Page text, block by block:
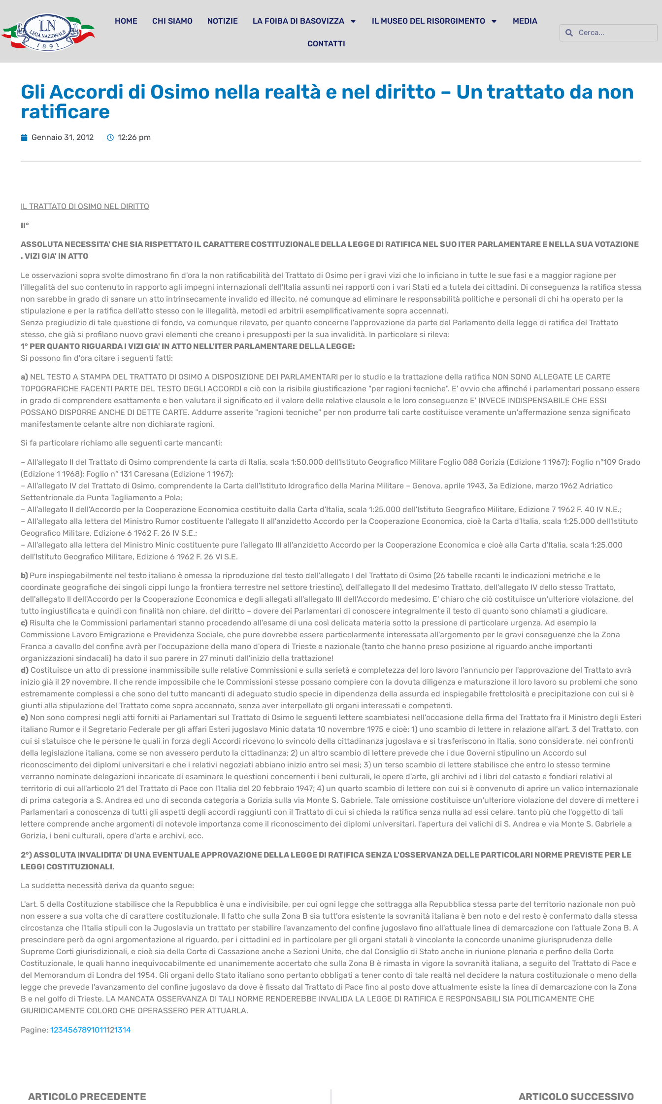
HOME CHI SIAMO NOTIZIE LA FOIBA DI BASOVIZZA IL MUSEO DEL RISORGIMENTO MEDIA
CONTATTI
Gli Accordi di Osimo nella realtà e nel diritto – Un trattato da non
ratificare
Gennaio 31, 2012 12:26 pm
IL TRATTATO DI OSIMO NEL DIRITTO
II°
ASSOLUTA NECESSITA' CHE SIA RISPETTATO IL CARATTERE COSTITUZIONALE DELLA LEGGE DI RATIFICA NEL SUO ITER PARLAMENTARE E NELLA SUA VOTAZIONE
. VIZI GIA' IN ATTO
Le osservazioni sopra svolte dimostrano fin d'ora la non ratificabilità del Trattato di Osimo per i gravi vizi che lo inficiano in tutte le sue fasi e a maggior ragione per
l'illegalità del suo contenuto in rapporto agli impegni internazionali dell'Italia assunti nei rapporti con i vari Stati ed a tutela dei cittadini. Di conseguenza la ratifica stessa
non sarebbe in grado di sanare un atto intrinsecamente invalido ed illecito, né comunque ad eliminare le responsabilità politiche e personali di chi ha operato per la
stipulazione e per la ratifica dell'atto stesso con le illegalità, metodi ed arbitrii esemplificativamente sopra accennati.
Senza pregiudizio di tale questione di fondo, va comunque rilevato, per quanto concerne l'approvazione da parte del Parlamento della legge di ratifica del Trattato
stesso, che già si profilano nuovo gravi elementi che creano i presupposti per la sua invalidità. In particolare si rileva:
1° PER QUANTO RIGUARDA I VIZI GIA' IN ATTO NELL'ITER PARLAMENTARE DELLA LEGGE:
Si possono fin d'ora citare i seguenti fatti:
a) NEL TESTO A STAMPA DEL TRATTATO DI OSIMO A DISPOSIZIONE DEI PARLAMENTARI per lo studio e la trattazione della ratifica NON SONO ALLEGATE LE CARTE
TOPOGRAFICHE FACENTI PARTE DEL TESTO DEGLI ACCORDI e ciò con la risibile giustificazione "per ragioni tecniche". E' ovvio che affinché i parlamentari possano essere
in grado di comprendere esattamente e ben valutare il significato ed il valore delle relative clausole e le loro conseguenze E' INVECE INDISPENSABILE CHE ESSI
POSSANO DISPORRE ANCHE DI DETTE CARTE. Addurre asserite "ragioni tecniche" per non produrre tali carte costituisce veramente un'affermazione senza significato
manifestamente celante altre non dichiarate ragioni.
Si fa particolare richiamo alle seguenti carte mancanti:
– All'allegato II del Trattato di Osimo comprendente la carta di Italia, scala 1:50.000 dell'Istituto Geografico Militare Foglio 088 Gorizia (Edizione 1 1967); Foglio n°109 Grado
(Edizione 1 1968); Foglio n° 131 Caresana (Edizione 1 1967);
– All'allegato IV del Trattato di Osimo, comprendente la Carta dell'Istituto Idrografico della Marina Militare – Genova, aprile 1943, 3a Edizione, marzo 1962 Adriatico
Settentrionale da Punta Tagliamento a Pola;
– All'allegato II dell'Accordo per la Cooperazione Economica costituito dalla Carta d'Italia, scala 1:25.000 dell'Istituto Geografico Militare, Edizione 7 1962 F. 40 IV N.E.;
– All'allegato alla lettera del Ministro Rumor costituente l'allegato II all'anzidetto Accordo per la Cooperazione Economica, cioè la Carta d'Italia, scala 1:25.000 dell'Istituto
Geografico Militare, Edizione 6 1962 F. 26 IV S.E.;
– All'allegato alla lettera del Ministro Minic costituente pure l'allegato III all'anzidetto Accordo per la Cooperazione Economica e cioè alla Carta d'Italia, scala 1:25.000
dell'Istituto Geografico Militare, Edizione 6 1962 F. 26 VI S.E.
b) Pure inspiegabilmente nel testo italiano è omessa la riproduzione del testo dell'allegato I del Trattato di Osimo (26 tabelle recanti le indicazioni metriche e le
coordinate geografiche dei singoli cippi lungo la frontiera terrestre nel settore triestino), dell'allegato II del medesimo Trattato, dell'allegato IV dello stesso Trattato,
dell'allegato II dell'Accordo per la Cooperazione Economica e degli allegati all'allegato III dell'Accordo medesimo. E' chiaro che ciò costituisce un'ulteriore violazione, del
tutto ingiustificata e quindi con finalità non chiare, del diritto – dovere dei Parlamentari di conoscere integralmente il testo di quanto sono chiamati a giudicare.
c) Risulta che le Commissioni parlamentari stanno procedendo all'esame di una così delicata materia sotto la pressione di particolare urgenza. Ad esempio la
Commissione Lavoro Emigrazione e Previdenza Sociale, che pure dovrebbe essere particolarmente interessata all'argomento per le gravi conseguenze che la Zona
Franca a cavallo del confine avrà per l'occupazione della mano d'opera di Trieste e nazionale (tanto che hanno preso posizione al riguardo anche importanti
organizzazioni sindacali) ha dato il suo parere in 27 minuti dall'inizio della trattazione!
d) Costituisce un atto di pressione inammissibile sulle relative Commissioni e sulla serietà e completezza del loro lavoro l'annuncio per l'approvazione del Trattato avrà
inizio già il 29 novembre. Il che rende impossibile che le Commissioni stesse possano compiere con la dovuta diligenza e maturazione il loro lavoro su problemi che sono
estremamente complessi e che sono del tutto mancanti di adeguato studio specie in dipendenza della assurda ed inspiegabile frettolosità e precipitazione con cui si è
giunti alla stipulazione del Trattato come sopra accennato, senza aver interpellato gli organi interessati e competenti.
e) Non sono compresi negli atti forniti ai Parlamentari sul Trattato di Osimo le seguenti lettere scambiatesi nell'occasione della firma del Trattato fra il Ministro degli Esteri
italiano Rumor e il Segretario Federale per gli affari Esteri jugoslavo Minic datata 10 novembre 1975 e cioè: 1) uno scambio di lettere in relazione all'art. 3 del Trattato, con
cui si statuisce che le persone le quali in forza degli Accordi ricevono lo svincolo della cittadinanza jugoslava e si trasferiscono in Italia, sono considerate, nei confronti
della legislazione italiana, come se non avessero perduto la cittadinanza; 2) un altro scambio di lettere prevede che i due Governi stipulino un Accordo sul
riconoscimento dei diplomi universitari e che i relativi negoziati abbiano inizio entro sei mesi; 3) un terso scambio di lettere stabilisce che entro lo stesso termine
verranno nominate delegazioni incaricate di esaminare le questioni concernenti i beni culturali, le opere d'arte, gli archivi ed i libri del catasto e fondiari relativi al
territorio di cui all'articolo 21 del Trattato di Pace con l'Italia del 20 febbraio 1947; 4) un quarto scambio di lettere con cui si è convenuto di aprire un valico internazionale
di prima categoria a S. Andrea ed uno di seconda categoria a Gorizia sulla via Monte S. Gabriele. Tale omissione costituisce un'ulteriore violazione del dovere di mettere i
Parlamentari a conoscenza di tutti gli aspetti degli accordi raggiunti con il Trattato di cui si chieda la ratifica senza nulla ad essi celare, tanto più che l'oggetto di tali
lettere comprende anche argomenti di notevole importanza come il riconoscimento dei diplomi universitari, l'apertura dei valichi di S. Andrea e via Monte S. Gabriele a
Gorizia, i beni culturali, opere d'arte e archivi, ecc.
2°) ASSOLUTA INVALIDITA' DI UNA EVENTUALE APPROVAZIONE DELLA LEGGE DI RATIFICA SENZA L'OSSERVANZA DELLE PARTICOLARI NORME PREVISTE PER LE
LEGGI COSTITUZIONALI.
La suddetta necessità deriva da quanto segue:
L'art. 5 della Costituzione stabilisce che la Repubblica è una e indivisibile, per cui ogni legge che sottragga alla Repubblica stessa parte del territorio nazionale non può
non essere a sua volta che di carattere costituzionale. Il fatto che sulla Zona B sia tutt'ora esistente la sovranità italiana è ben noto e del resto è confermato dalla stessa
circostanza che l'Italia stipuli con la Jugoslavia un trattato per stabilire l'avanzamento del confine jugoslavo fino all'attuale linea di demarcazione con l'attuale Zona B. A
prescindere però da ogni argomentazione al riguardo, per i cittadini ed in particolare per gli organi statali è vincolante la concorde unanime giurisprudenza delle
Supreme Corti giurisdizionali, e cioè sia della Corte di Cassazione anche a Sezioni Unite, che dal Consiglio di Stato anche in riunione plenaria e perfino della Corte
Costituzionale, le quali hanno inequivocabilmente ed unanimemente accertato che sulla Zona B è rimasta in vigore la sovranità italiana, a seguito del Trattato di Pace e
del Memorandum di Londra del 1954. Gli organi dello Stato italiano sono pertanto obbligati a tener conto di tale realtà nel decidere la natura costituzionale o meno della
legge che prevede l'avanzamento del confine jugoslavo da dove è fissato dal Trattato di Pace fino al posto dove attualmente esiste la linea di demarcazione con la Zona
B e nel golfo di Trieste. LA MANCATA OSSERVANZA DI TALI NORME RENDEREBBE INVALIDA LA LEGGE DI RATIFICA E RESPONSABILI SIA POLITICAMENTE CHE
GIURIDICAMENTE COLORO CHE OPERASSERO PER ATTUARLA.
Pagine: 1234567891011121314
ARTICOLO PRECEDENTE ARTICOLO SUCCESSIVO